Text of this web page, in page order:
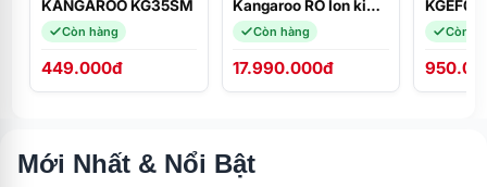
KANGAROO KG35SM
Còn hàng
449.000đ
Kangaroo RO Ion kiềm
tích hợp nóng lạnh
Còn hàng
17.990.000đ
Còn
Mới Nhất & Nổi Bật